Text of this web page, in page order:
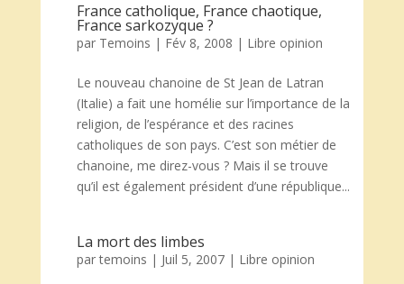
France catholique, France chaotique,
France sarkozyque ?
par Temoins | Fév 8, 2008 | Libre opinion
Le nouveau chanoine de St Jean de Latran
(Italie) a fait une homélie sur l’importance de la
religion, de l’espérance et des racines
catholiques de son pays. C’est son métier de
chanoine, me direz-vous ? Mais il se trouve
qu’il est également président d’une république...
La mort des limbes
partemoins | Juil 5, 2007| Libre opinion